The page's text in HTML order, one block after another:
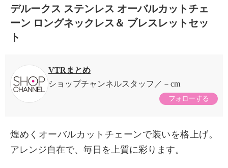
デルークス ステンレス オーバルカットチェ
ーン ロングネックレス＆ ブレスレットセッ
ト
VTRまとめ
ショップチャンネルスタッフ
－cm
フォローする
煌めくオーバルカットチェーンで装いを格上げ。
アレンジ自在で、毎日を上質に彩ります。